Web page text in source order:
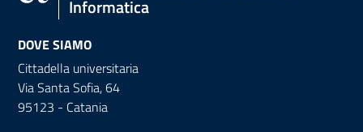
Informatica
DOVE SIAMO
Cittadella universitaria
Via Santa Sofia, 64
95123 - Catania